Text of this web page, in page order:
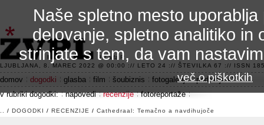
3.2 alfa R
LJUBLJANA, 8. MAREC 2022 @ 00:00 :// LETO 24 :// ŠTEVILKA 67 :// ISSN
domov dogodki glasba film šoubiznis fotogalerije
področje 42
v rubriki dogodki:
napovedi recenzije fotoreportaže
/ DOGODKI / RECENZIJE / Cathedraal: Temačno a navdihujoče
Naše spletno mesto
delovanje, spletno analitiko in
strinjate s tem, da vam
več o piškotkih